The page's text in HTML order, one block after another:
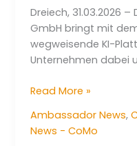
Dreiech, 31.03.2026
GmbH bringt mit
wegweisende KI-
Unternehmen dabei
Corporate
launcht
revolutionären
Read More »
Ambassador News,
News - CoMo